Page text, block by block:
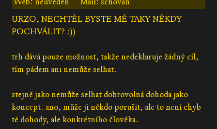
URZO, NECHTĚL BYSTE MĚ TAKY NĚKDY
POCHVÁLIT? :))
trh dává pouze možnost, takže nedeklaruje žádný cíl,
tím pádem ani nemůže selhat.
stejně jako nemůže selhat dobrovolná dohoda jako
koncept. ano, může ji někdo porušit, ale to není chyb
té dohody, ale konkrétního člověka.